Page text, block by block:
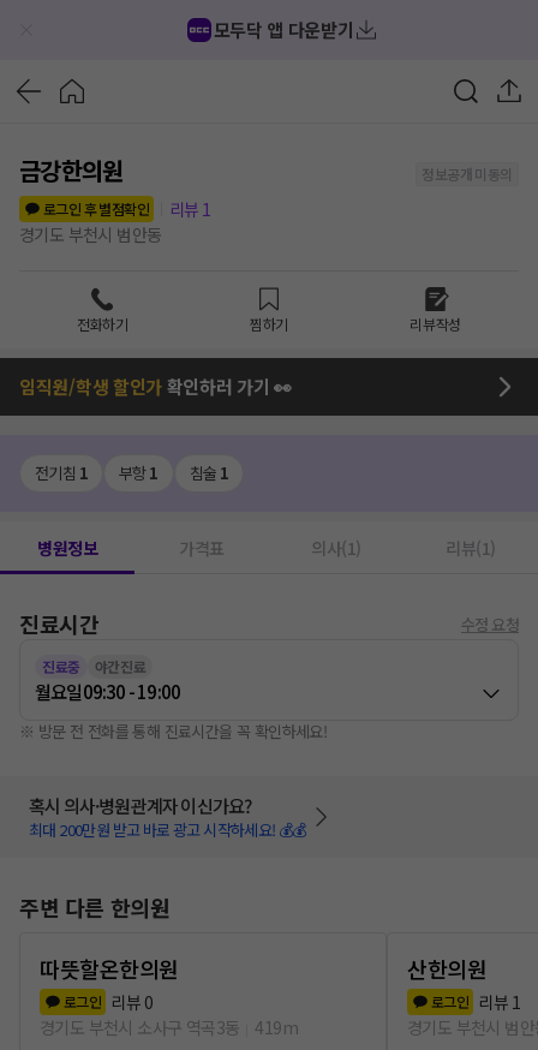
모두닥 앱 다운받기
금강한의원
정보공개 미동의
로그인 후 별점확인
리뷰 1
경기도 부천시 범안동
전화하기 찜하기 리뷰작성
임직원/학생 할인가확인하러 가기 👀
전기침 1 부항1 침술 1
병원정보 가격표 의사(1) 리뷰(1)
진료시간 수정 요청
진료중 야간진료
월요일09:30 - 19:00
※ 방문 전 전화를 통해 진료시간을 꼭 확인하세요!
혹시 의사·병원관계자 이신가요?
최대 200만원 받고 바로 광고 시작하세요! 💰💰
주변 다른 한의원
따뜻할온한의원
로그인 리뷰 0
경기도 부천시 소사구 역곡3동
419m
산한의원
로그인 리뷰 1
경기도 부천시 범